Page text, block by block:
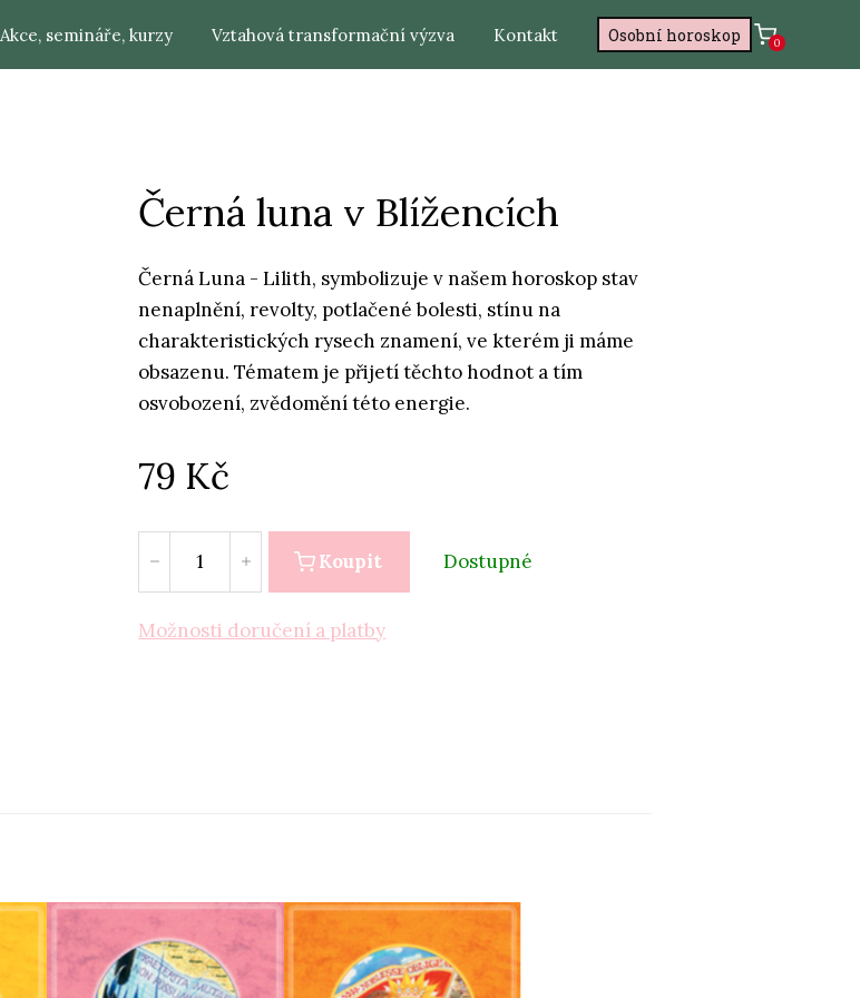
Akce, semináře, kurzy Vztahová transformační výzva Kontakt Osobní horoskop 0
Černá luna v Blížencích
Černá Luna - Lilith, symbolizuje v našem horoskop stav
nenaplnění, revolty, potlačené bolesti, stínu na
charakteristických rysech znamení, ve kterém ji máme
obsazenu. Tématem je přijetí těchto hodnot a tím
osvobození, zvědomění této energie.
79 Kč
Koupit Dostupné
Možnosti doručení a platby